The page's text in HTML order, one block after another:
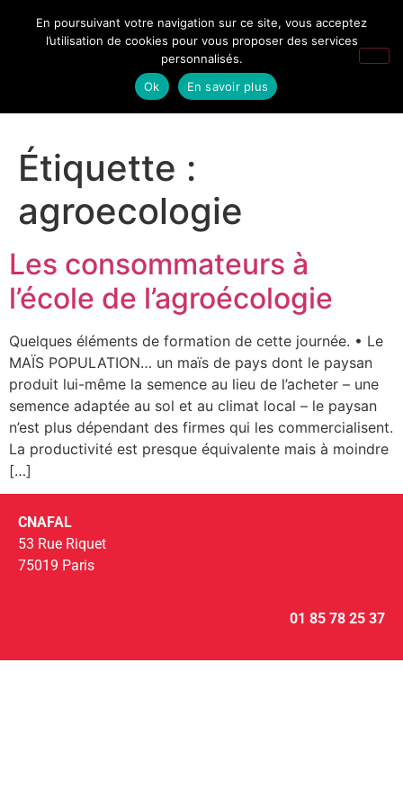
Étiquette :
agroecologie
Les consommateurs à
l’école de l’agroécologie
Quelques éléments de formation de cette journée. • Le
MAÏS POPULATION… un maïs de pays dont le paysan
produit lui-même la semence au lieu de l’acheter – une
semence adaptée au sol et au climat local – le paysan
n’est plus dépendant des firmes qui les commercialisent.
La productivité est presque équivalente mais à moindre
[…]
CNAFAL
53 Rue Riquet
75019 Paris
01 85 78 25 37
En poursuivant votre navigation sur ce site, vous acceptez
l’utilisation de cookies pour vous proposer des services
personnalisés.
Ok
En savoir plus